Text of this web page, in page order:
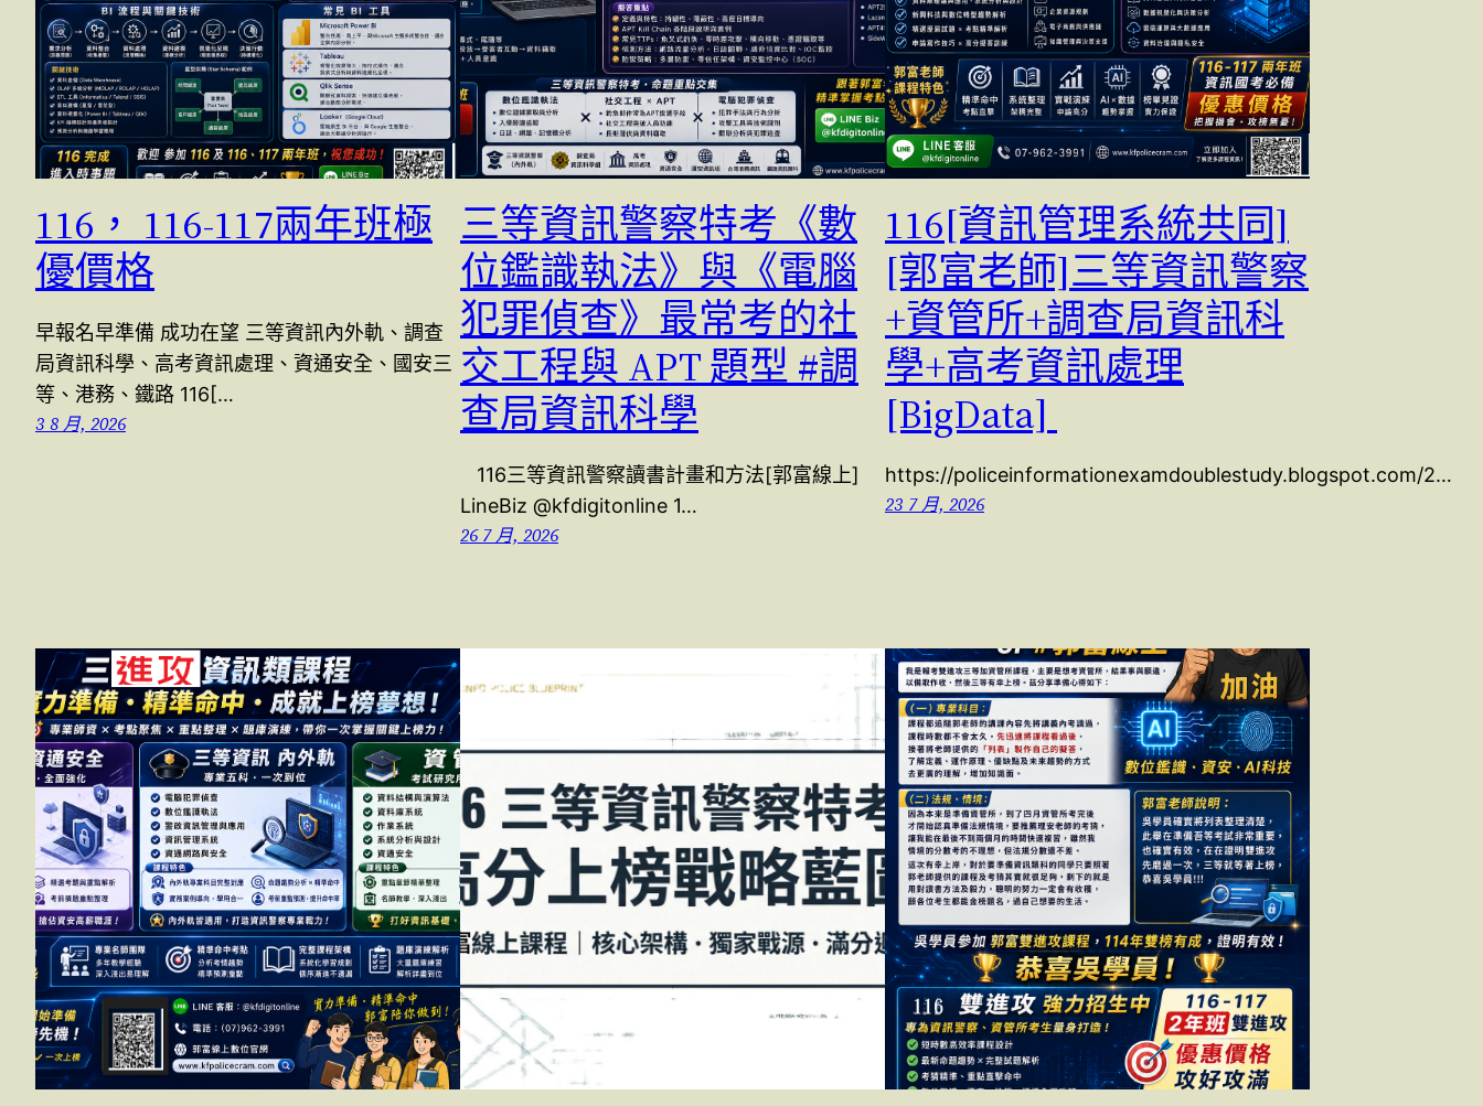
116， 116-117兩年班極
優價格
早報名早準備 成功在望 三等資訊內外軌、調查
局資訊科學、高考資訊處理、資通安全、國安三
等、港務、鐵路 116[…
3 8 月, 2026
三等資訊警察特考《數
位鑑識執法》與《電腦
犯罪偵查》最常考的社
交工程與 APT 題型 #調
查局資訊科學
116三等資訊警察讀書計畫和方法[郭富線上]
LineBiz @kfdigitonline 1…
26 7 月, 2026
116[資訊管理系統共同]
[郭富老師]三等資訊警察
+資管所+調查局資訊科
學+高考資訊處理
[BigData]
https://policeinformationexamdoublestudy.blogspot.com/2…
23 7 月, 2026